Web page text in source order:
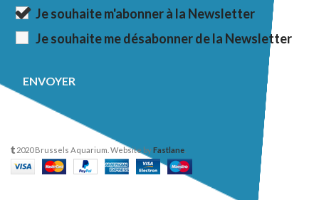
Je souhaite m'abonner à la Newsletter
Je souhaite me désabonner de la Newsletter
2020 Brussels Aquarium. Website byFastlane